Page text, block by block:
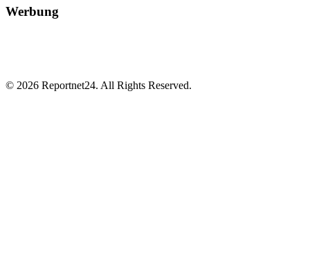
Werbung
© 2026 Reportnet24. All Rights Reserved.